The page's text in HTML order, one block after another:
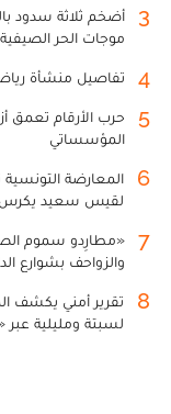
3
أضخم ثلاثة سدود
موجات الحر
4 تفاصيل منشأة
5
حرب الأرقام تعمق
المؤسساتي
6
المعارضة
لقيس سعيد يكرس
7
«مطارِدو سموم
والزواحف بشوارع
8
تقرير أمني يكشف
لسبتة ومليلية عبر